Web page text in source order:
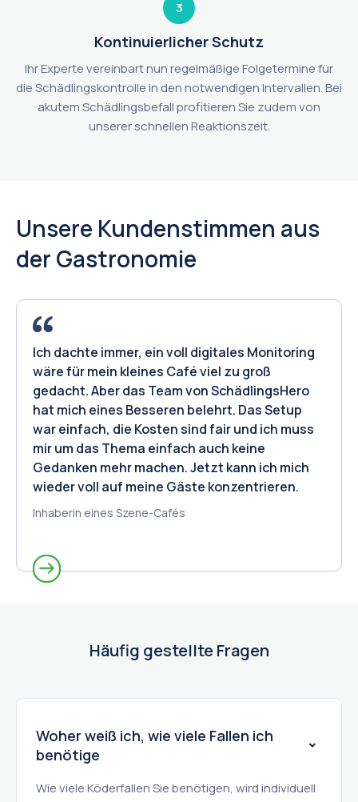
3
Kontinuierlicher Schutz
Ihr Experte vereinbart nun regelmäßige Folgetermine für
die Schädlingskontrolle in den notwendigen Intervallen. Bei
akutem Schädlingsbefall profitieren Sie zudem von
unserer schnellen Reaktionszeit.
Unsere Kundenstimmen aus
der Gastronomie
Ich dachte immer, ein voll digitales Monitoring
wäre für mein kleines Café viel zu groß
gedacht. Aber das Team von SchädlingsHero
hat mich eines Besseren belehrt. Das Setup
war einfach, die Kosten sind fair und ich muss
mir um das Thema einfach auch keine
Gedanken mehr machen. Jetzt kann ich mich
wieder voll auf meine Gäste konzentrieren.
Inhaberin eines Szene-Cafés
Slide 3 of 3.
Häufig gestellte Fragen
Woher weiß ich, wie viele Fallen ich
benötige
Wie viele Köderfallen Sie benötigen, wird individuell